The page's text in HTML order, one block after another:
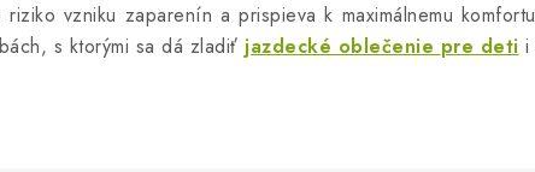
vzniku zaparenín a prispieva k maximálnemu
s ktorými sa dá zladiť jazdecké oblečenie pre deti i